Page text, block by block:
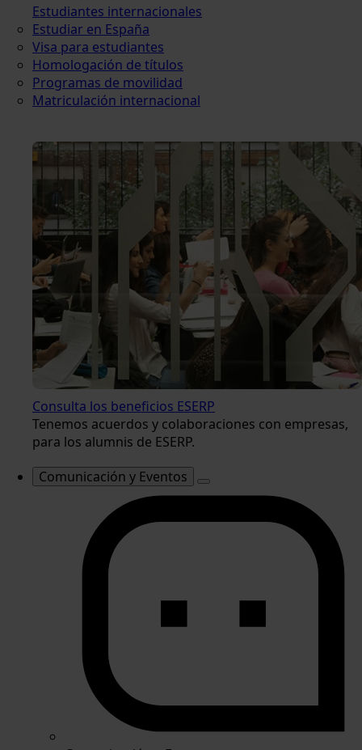
Estudiantes internacionales
Estudiar en España
Visa para estudiantes
Homologación de títulos
Programas de movilidad
Matriculación internacional
Consulta los beneficios ESERP
Tenemos acuerdos y colaboraciones con empresas,
para los alumnis de ESERP.
Comunicación y Eventos